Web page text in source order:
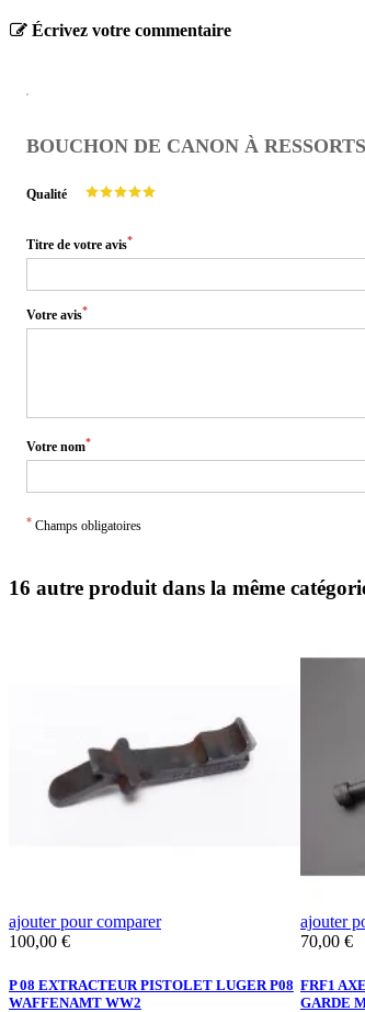
Écrivez votre commentaire
BOUCHON DE CANON À
Qualité
Titre de votre avis*
Votre avis*
Votre nom*
* Champs obligatoires
16 autre produit dans la même
ajouter pour comparer
Prix
100,00 €
P 08 EXTRACTEUR PISTOLET LUGER P08
WAFFENAMT WW2
ajouter
Prix
70,00 €
FRF1
GARDE